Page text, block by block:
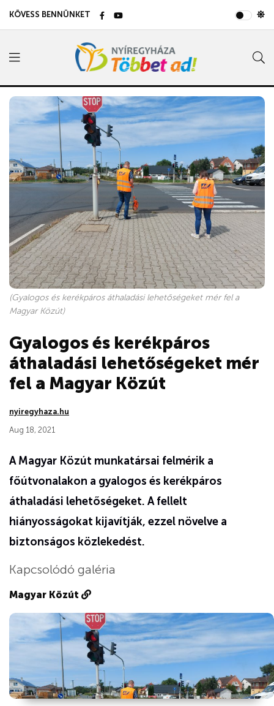
KÖVESS BENNÜNKET
(Gyalogos és kerékpáros áthaladási lehetőségeket mér fel a
Magyar Közút)
Gyalogos és kerékpáros
áthaladási lehetőségeket mér
fel a Magyar Közút
nyiregyhaza.hu
Aug 18, 2021
A Magyar Közút munkatársai felmérik a
főútvonalakon a gyalogos és kerékpáros
áthaladási lehetőségeket. A fellelt
hiányosságokat kijavítják, ezzel növelve a
biztonságos közlekedést.
Kapcsolódó galéria
Magyar Közút